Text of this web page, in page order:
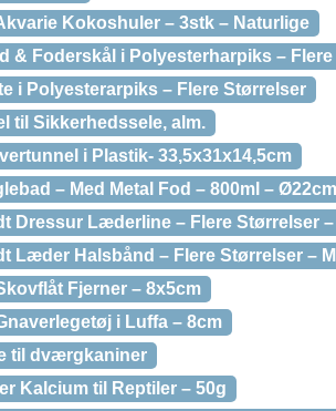
Kokoshuler – 3stk – Naturlige
& Foderskål i Polyesterharpiks –
i Polyesterarpiks – Flere Størrelser
til Sikkerhedssele, alm.
i Plastik- 33,5x31x14,5cm
– Med Metal Fod – 800ml – Ø22cm
Dressur Læderline – Flere Størrelser
Læder Halsbånd – Flere Størrelser –
Fjerner – 8x5cm
i Luffa – 8cm
til dværgkaniner
Kalcium til Reptiler – 50g